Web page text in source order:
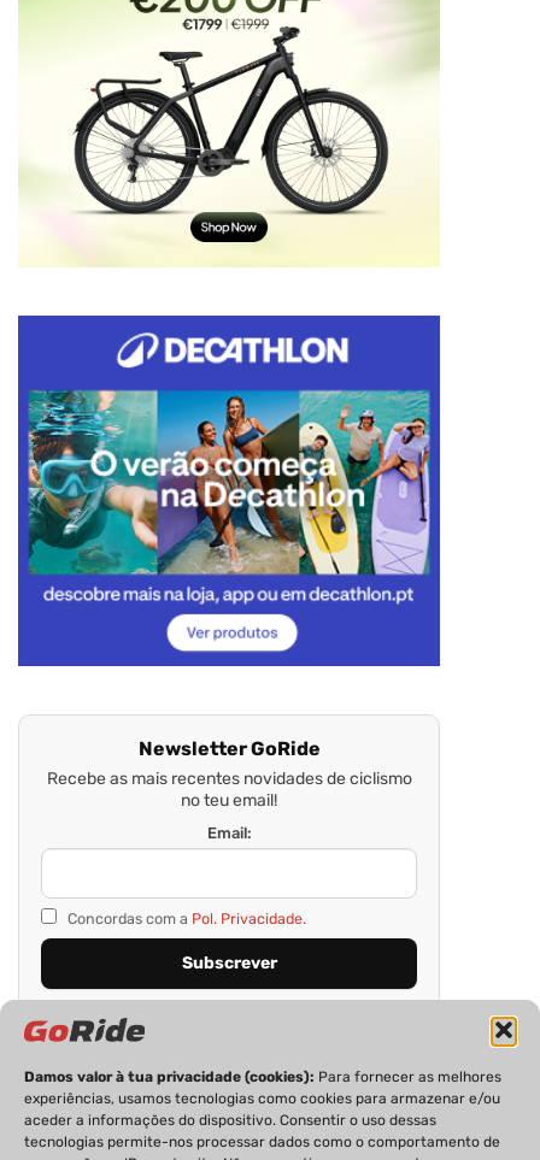
Damos valor à tua privacidade (cookies): Para fornecer as melhores
experiências, usamos tecnologias como cookies para armazenar e/ou
aceder a informações do dispositivo. Consentir o uso dessas
tecnologias permite-nos processar dados como o comportamento de
Newsletter GoRide
Recebe as mais recentes novidades de ciclismo
no teu email!
Email:
Concordas com a Pol. Privacidade.